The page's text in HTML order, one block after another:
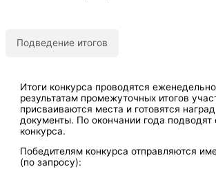
Подведение итогов
Итоги конкурса проводятся
результатам промежуточных итогов
присваиваются места и готовятся
документы. По окончании года подводят
конкурса.
Победителям конкурса отправляются
(по запросу):